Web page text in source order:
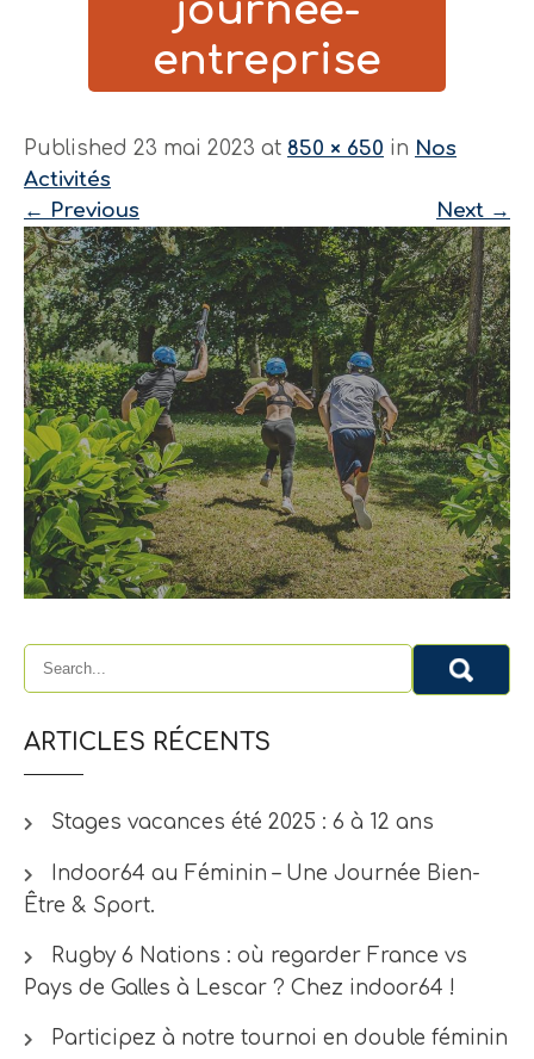
journee-
entreprise
Published 23 mai 2023 at 850 × 650 in Nos
Activités
← Previous Next →
ARTICLES RÉCENTS
Stages vacances été 2025 : 6 à 12 ans
Indoor64 au Féminin – Une Journée Bien-
Être & Sport.
Rugby 6 Nations : où regarder France vs
Pays de Galles à Lescar ? Chez indoor64 !
Participez à notre tournoi en double féminin